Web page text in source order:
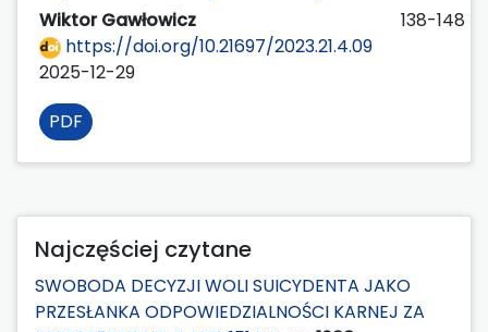
Wiktor Gawłowicz
138-148
https://doi.org/10.21697/2023.21.4.09
2025-12-29
PDF
Najczęściej czytane
SWOBODA DECYZJI WOLI SUICYDENTA JAKO
PRZESŁANKA ODPOWIEDZIALNOŚCI KARNEJ ZA